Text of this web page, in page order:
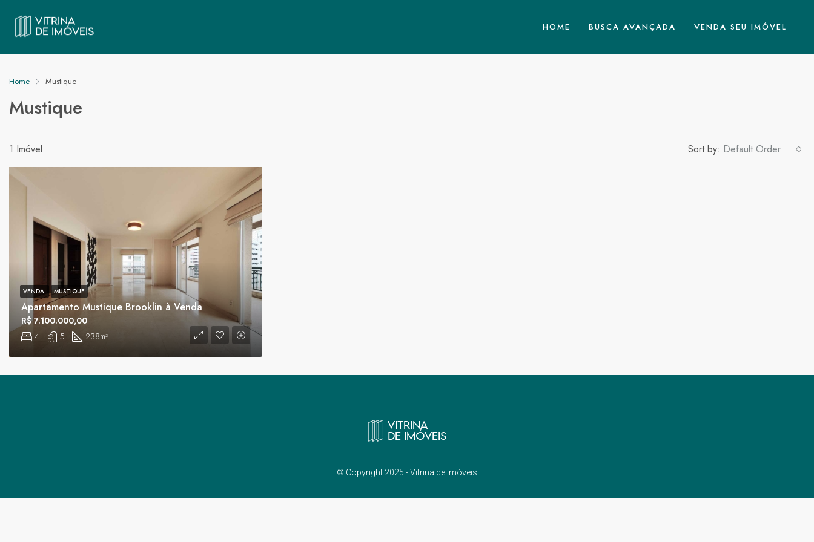
HOME BUSCA AVANÇADA VENDA SEU IMÓVEL
Home Mustique
Mustique
1 Imóvel Sort by: Default Order
Apartamento Mustique Brooklin à Venda
4 5 238m²
R$ 7.100.000,00
VENDA MUSTIQUE
© Copyright 2025 - Vitrina de Imóveis